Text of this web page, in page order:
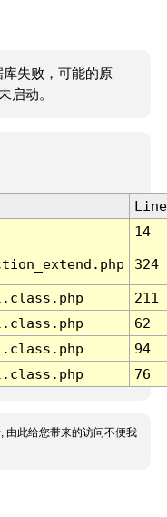
失败，可能的原
启动。
Line
14
324
211
62
94
76
由此给您带来的访问不便我